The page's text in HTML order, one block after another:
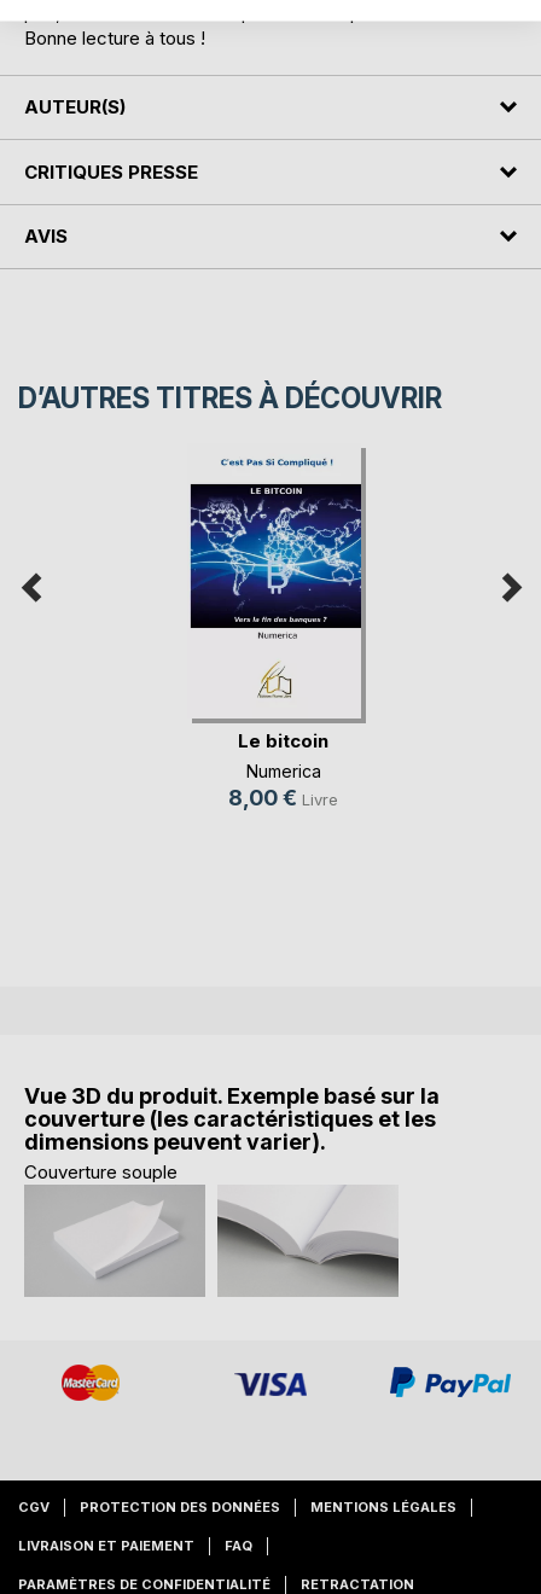
Bonne lecture à tous !
AUTEUR(S)
CRITIQUES PRESSE
AVIS
D’AUTRES TITRES À DÉCOUVRIR
Le bitcoin
Numerica
8,00 € Livre
Vue 3D du produit. Exemple basé sur la
couverture (les caractéristiques et les
dimensions peuvent varier).
Couverture souple
CGV PROTECTION DES DONNÉES MENTIONS LÉGALES
LIVRAISON ET PAIEMENT FAQ
PARAMÈTRES DE CONFIDENTIALITÉ RETRACTATION